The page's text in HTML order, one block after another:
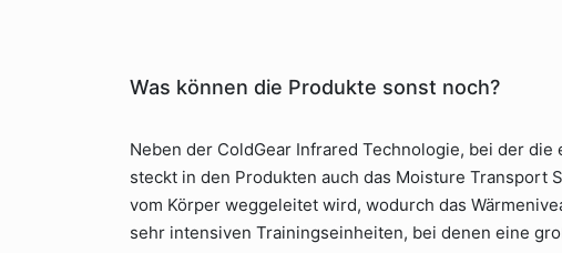
Was können die Produkte sonst noch?
Neben der ColdGear Infrared Technologie, bei der
steckt in den Produkten auch das Moisture Transport
vom Körper weggeleitet wird, wodurch das
sehr intensiven Trainingseinheiten, bei denen eine